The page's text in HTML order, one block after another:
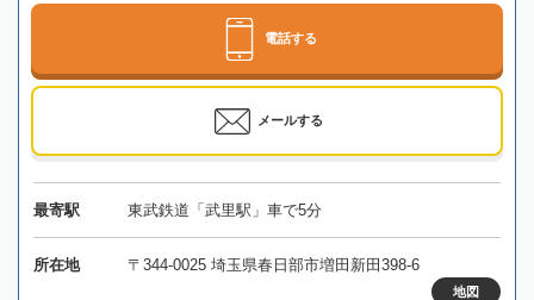
電話する
メールする
最寄駅 東武鉄道「武里駅」車で5分
所在地 〒344-0025 埼玉県春日部市増田新田398-6
地図